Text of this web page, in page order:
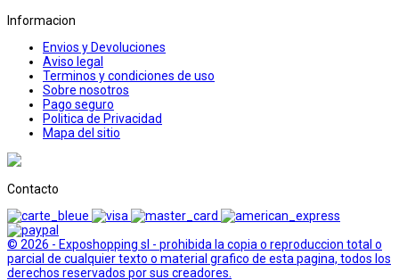
Informacion
Envios y Devoluciones
Aviso legal
Terminos y condiciones de uso
Sobre nosotros
Pago seguro
Politica de Privacidad
Mapa del sitio
Contacto
© 2026 - Exposhopping sl - prohibida la copia o reproduccion total o
parcial de cualquier texto o material grafico de esta pagina, todos los
derechos reservados por sus creadores.